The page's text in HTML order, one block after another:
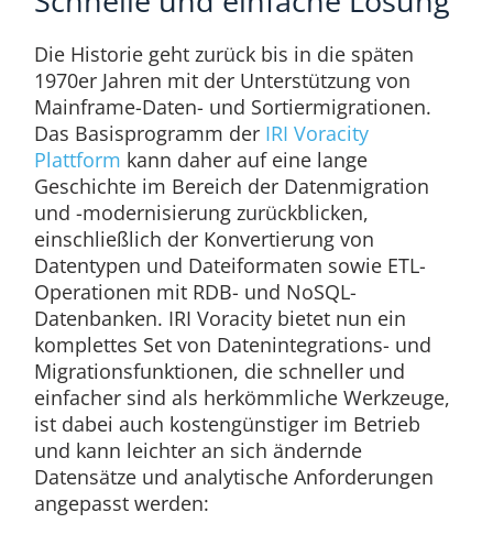
Die Historie geht zurück bis in die späten
1970er Jahren mit der Unterstützung von
Mainframe-Daten- und Sortiermigrationen.
Das Basisprogramm der IRI Voracity
Plattform kann daher auf eine lange
Geschichte im Bereich der Datenmigration
und -modernisierung zurückblicken,
einschließlich der Konvertierung von
Datentypen und Dateiformaten sowie ETL-
Operationen mit RDB- und NoSQL-
Datenbanken. IRI Voracity bietet nun ein
komplettes Set von Datenintegrations- und
Migrationsfunktionen, die schneller und
einfacher sind als herkömmliche Werkzeuge,
ist dabei auch kostengünstiger im Betrieb
und kann leichter an sich ändernde
Datensätze und analytische Anforderungen
angepasst werden: